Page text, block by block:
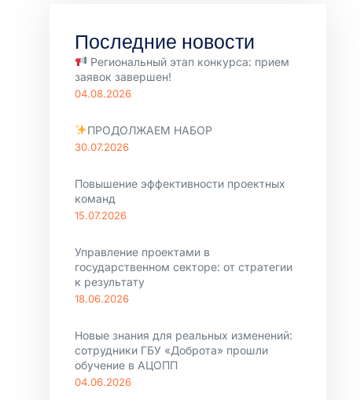
Последние новости
Региональный этап конкурса: прием
заявок завершен!
04.08.2026
ПРОДОЛЖАЕМ НАБОР
30.07.2026
Повышение эффективности проектных
команд
15.07.2026
Управление проектами в
государственном секторе: от стратегии
к результату
18.06.2026
Новые знания для реальных изменений:
сотрудники ГБУ «Доброта» прошли
обучение в АЦОПП
04.06.2026